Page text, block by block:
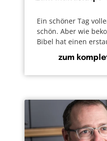
Ein schöner Tag
schön. Aber wie
Bibel hat einen
zum